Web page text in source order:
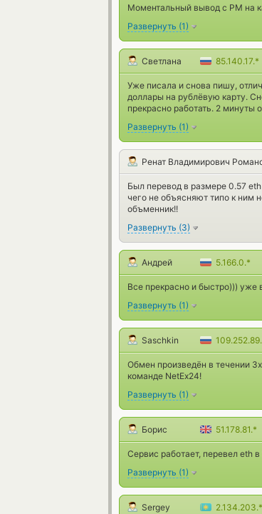
Моментальный вывод с PM на
Развернуть (1)
Светлана 85.140.17.*
Уже писала и снова пишу,
доллары на рублёвую карту.
прекрасно работать. 2 минуты
Развернуть (1)
Ренат Владимирович
Был перевод в размере 0.57
чего не объясняют типо к ним
объменник!!
Развернуть (3)
Андрей 5.166.0.*
Все прекрасно и быстро))) уже
Развернуть (1)
Saschkin
Обмен произведён в течении
команде NetEx24!
Развернуть (1)
Борис 51.178.81.*
Сервис работает, перевел eth в
Развернуть (1)
Sergey 2.134.203.*